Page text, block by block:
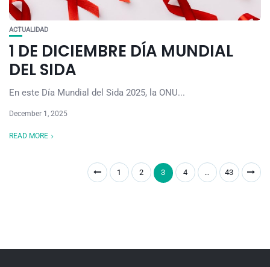
ACTUALIDAD
1 DE DICIEMBRE DÍA MUNDIAL
DEL SIDA
En este Día Mundial del Sida 2025, la ONU...
December 1, 2025
READ MORE
1 2 3 4 … 43